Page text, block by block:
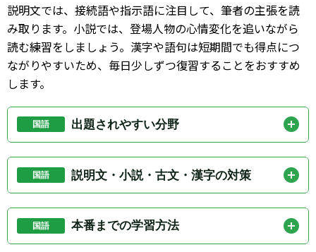
説明文では、接続語や指示語に注目して、筆者の主張を読
み取ります。小説では、登場人物の心情変化を追いながら
読む練習をしましょう。漢字や語句は短期間でも得点につ
ながりやすいため、毎日少しずつ復習することをおすすめ
します。
国語 出題されやすい分野
法、古文の基礎です。古文が苦手な場合でも、基本的
な単語や主語の確認をしておくだけで読みやすくなり
ます。
国語 説明文・小説・古文・漢字の対策
う。小説では、心情を表す表現や行動の理由に注目し
ます。古文では、現代語訳を丸暗記するのではなく、
国語 本番までの学習方法